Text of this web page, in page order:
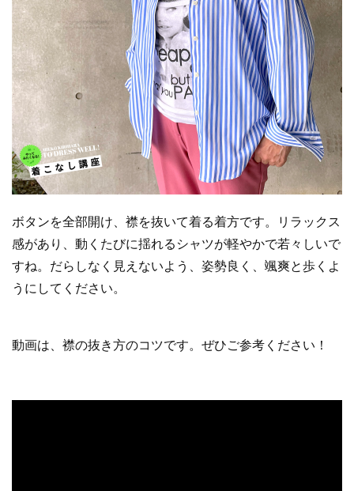
ボタンを全部開け、襟を抜いて着る着方です。リラックス
感があり、動くたびに揺れるシャツが軽やかで若々しいで
すね。だらしなく見えないよう、姿勢良く、颯爽と歩くよ
うにしてください。
動画は、襟の抜き方のコツです。ぜひご参考ください！